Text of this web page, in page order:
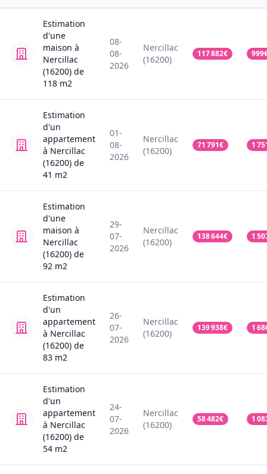
Estimation
d'une
maison à
Nercillac
(16200) de
118 m2
08-
08-
2026
Nercillac
(16200)
117 882€ 999
Estimation
d'un
appartement
à Nercillac
(16200) de
41 m2
01-
08-
2026
Nercillac
(16200)
71 791€ 1
Estimation
d'une
maison à
Nercillac
(16200) de
92 m2
29-
07-
2026
Nercillac
(16200)
138 644€ 1
Estimation
d'un
appartement
à Nercillac
(16200) de
83 m2
26-
07-
2026
Nercillac
(16200)
139 938€ 1
Estimation
d'un
appartement
à Nercillac
(16200) de
54 m2
24-
07-
2026
Nercillac
(16200)
58 482€ 1